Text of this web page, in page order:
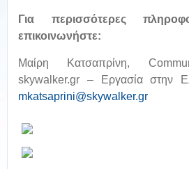
Για περισσότερες
επικοινωνήστε:
Μαίρη Κατσαπρίνη,
skywalker.gr – Εργασία στην
mkatsaprini@skywalker.gr